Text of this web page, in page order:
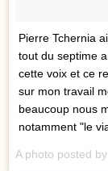
Pierre Tchernia
tout du septime
cette voix et ce
sur mon travail
beaucoup nous
notamment "le
A photo posted